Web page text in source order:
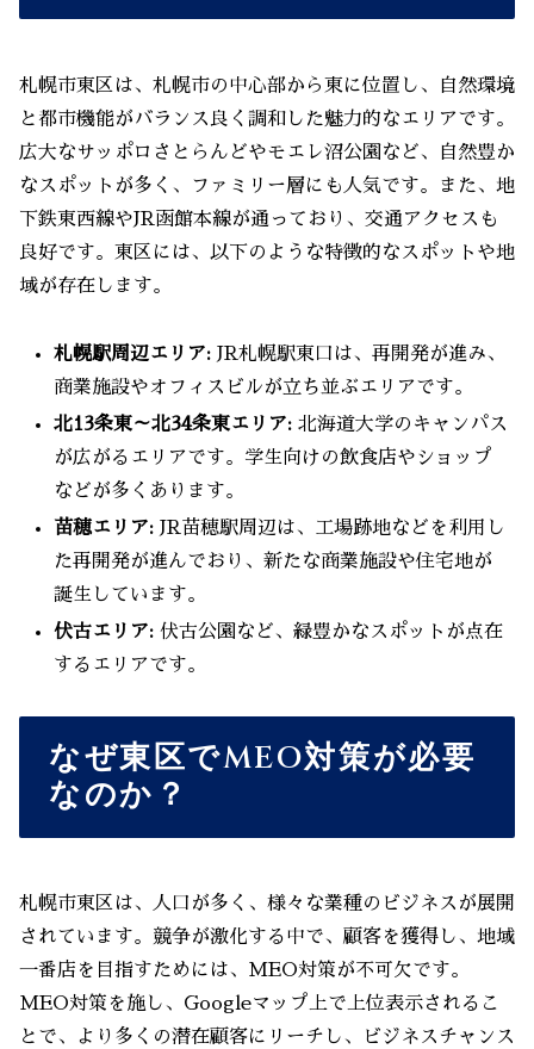
札幌市東区は、札幌市の中心部から東に位置し、自然環境
と都市機能がバランス良く調和した魅力的なエリアです。
広大なサッポロさとらんどやモエレ沼公園など、自然豊か
なスポットが多く、ファミリー層にも人気です。また、地
下鉄東西線やJR函館本線が通っており、交通アクセスも
良好です。東区には、以下のような特徴的なスポットや地
域が存在します。
札幌駅周辺エリア: JR札幌駅東口は、再開発が進み、
商業施設やオフィスビルが立ち並ぶエリアです。
北13条東～北34条東エリア: 北海道大学のキャンパス
が広がるエリアです。学生向けの飲食店やショップ
などが多くあります。
苗穂エリア: JR苗穂駅周辺は、工場跡地などを利用し
た再開発が進んでおり、新たな商業施設や住宅地が
誕生しています。
伏古エリア: 伏古公園など、緑豊かなスポットが点在
するエリアです。
なぜ東区でMEO対策が必要
なのか？
札幌市東区は、人口が多く、様々な業種のビジネスが展開
されています。競争が激化する中で、顧客を獲得し、地域
一番店を目指すためには、MEO対策が不可欠です。
MEO対策を施し、Googleマップ上で上位表示されるこ
とで、より多くの潜在顧客にリーチし、ビジネスチャンス